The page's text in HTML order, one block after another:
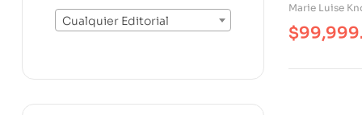
Marie Luise
$
Cualquier Editorial